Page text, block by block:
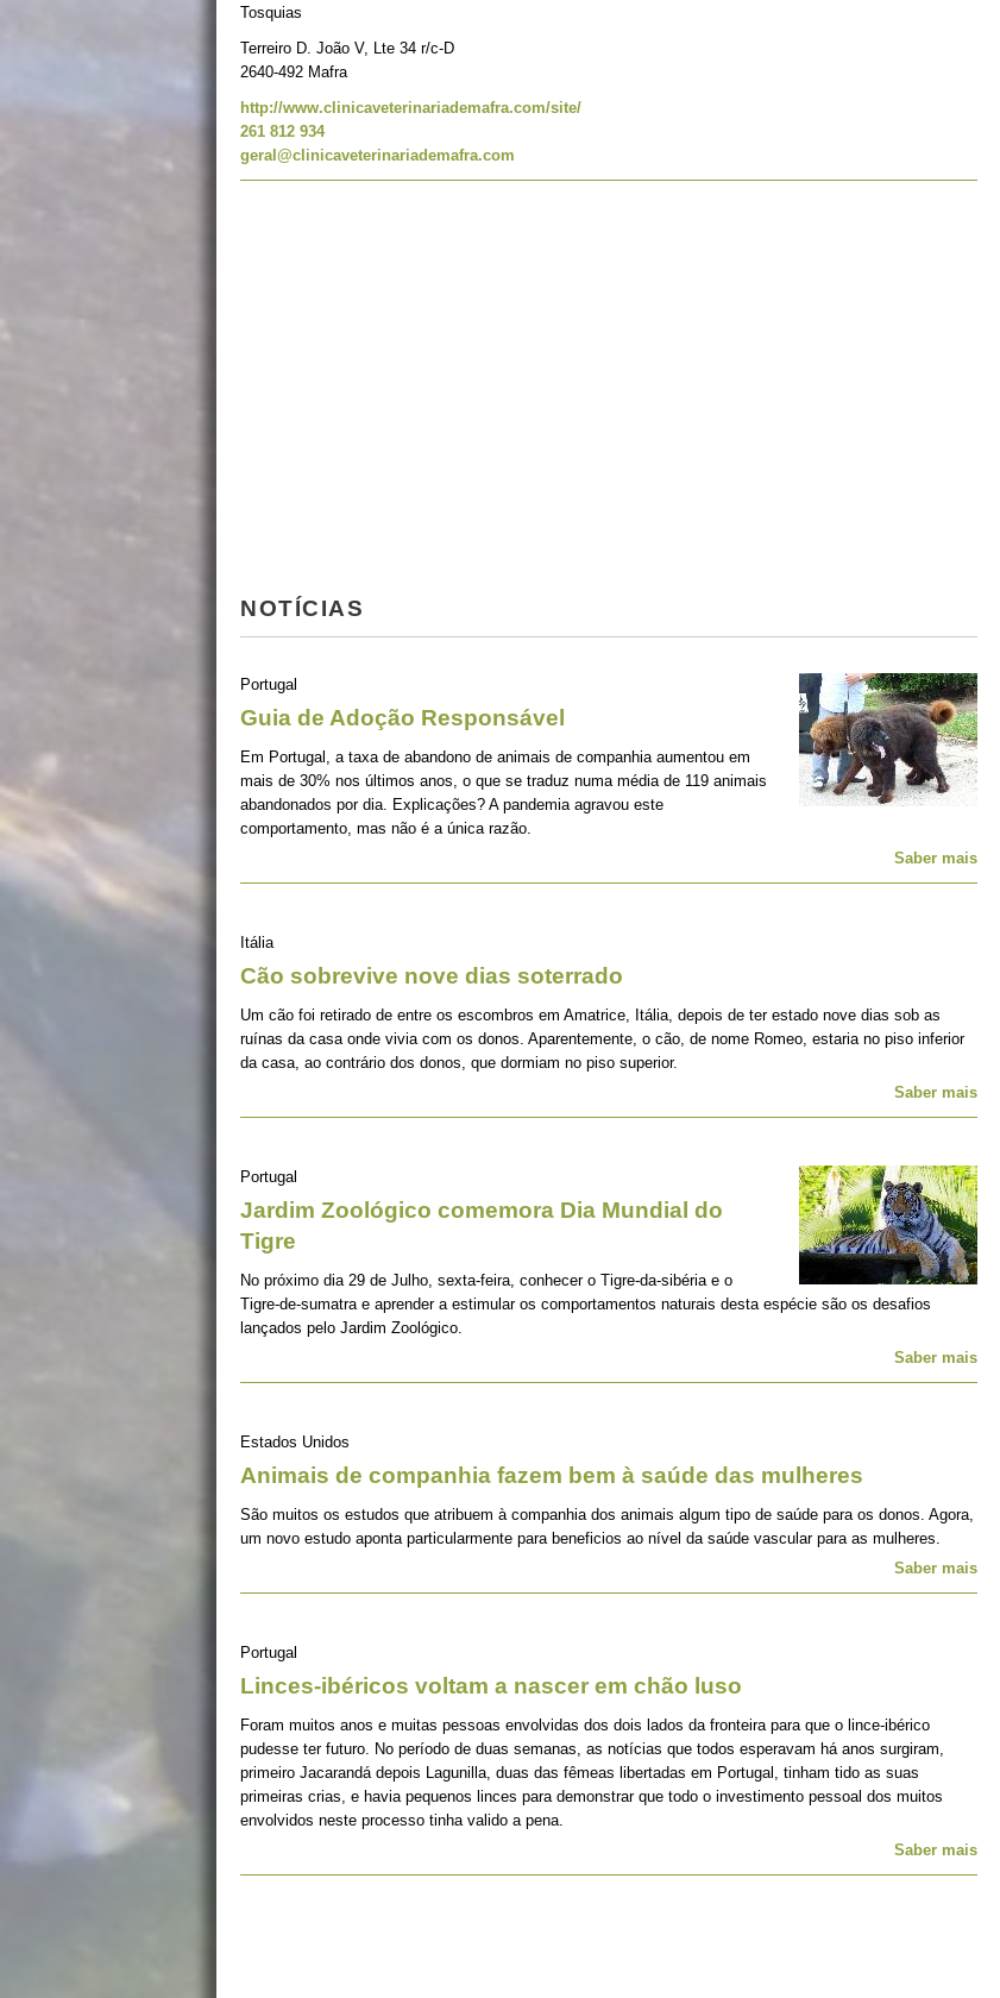
Tosquias
Terreiro D. João V, Lte 34 r/c-D
2640-492 Mafra
http://www.clinicaveterinariademafra.com/site/
261 812 934
geral@clinicaveterinariademafra.com
NOTÍCIAS
Portugal
Guia de Adoção Responsável
Em Portugal, a taxa de abandono de animais de companhia aumentou em
mais de 30% nos últimos anos, o que se traduz numa média de 119 animais
abandonados por dia. Explicações? A pandemia agravou este
comportamento, mas não é a única razão.
Saber mais
Itália
Cão sobrevive nove dias soterrado
Um cão foi retirado de entre os escombros em Amatrice, Itália, depois de ter estado nove dias sob as
ruínas da casa onde vivia com os donos. Aparentemente, o cão, de nome Romeo, estaria no piso inferior
da casa, ao contrário dos donos, que dormiam no piso superior.
Saber mais
Portugal
Jardim Zoológico comemora Dia Mundial do
Tigre
No próximo dia 29 de Julho, sexta-feira, conhecer o Tigre-da-sibéria e o
Tigre-de-sumatra e aprender a estimular os comportamentos naturais desta espécie são os desafios
lançados pelo Jardim Zoológico.
Saber mais
Estados Unidos
Animais de companhia fazem bem à saúde das mulheres
São muitos os estudos que atribuem à companhia dos animais algum tipo de saúde para os donos. Agora,
um novo estudo aponta particularmente para beneficios ao nível da saúde vascular para as mulheres.
Saber mais
Portugal
Linces-ibéricos voltam a nascer em chão luso
Foram muitos anos e muitas pessoas envolvidas dos dois lados da fronteira para que o lince-ibérico
pudesse ter futuro. No período de duas semanas, as notícias que todos esperavam há anos surgiram,
primeiro Jacarandá depois Lagunilla, duas das fêmeas libertadas em Portugal, tinham tido as suas
primeiras crias, e havia pequenos linces para demonstrar que todo o investimento pessoal dos muitos
envolvidos neste processo tinha valido a pena.
Saber mais